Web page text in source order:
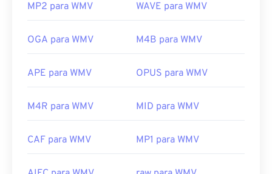
MP2 para WMV WAVE para WMV
OGA para WMV M4B para WMV
APE para WMV OPUS para WMV
M4R para WMV MID para WMV
CAF para WMV MP1 para WMV